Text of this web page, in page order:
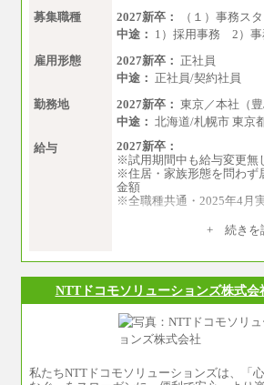
募集職種
2027新卒：
（１）事務ス
中途： 1）採用事務 2）事
雇用形態
2027新卒： 正社員
中途： 正社員/契約社員
勤務地
2027新卒： 東京／本社（
中途： 北海道/札幌市 東京
給与
2027新卒：
※試用期間中も給与変更無
※住居・家族形態を問わず
金額
※全職種共通・2025年4月
【居住地域：関東エリア
高専卒：244,800円
短大・専門3年制卒：
専門1年制卒：212,900円
大学院卒：266,100円
+ 続きを
NTTドコモソリューションズ株式会
私たちNTTドコモソリューションズは、「